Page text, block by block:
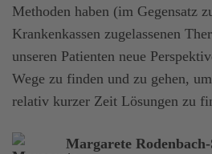
Methoden haben (im Gegensatz
Krankenkassen zugelassenen
unseren Patienten neue
Wege zu finden und zu gehen,
relativ kurzer Zeit Lösungen zu
Margarete